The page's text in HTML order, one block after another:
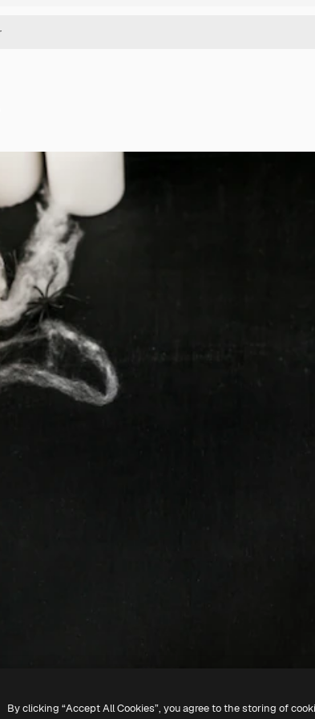
By clicking “Accept All Cookies”, you agree to the storing of